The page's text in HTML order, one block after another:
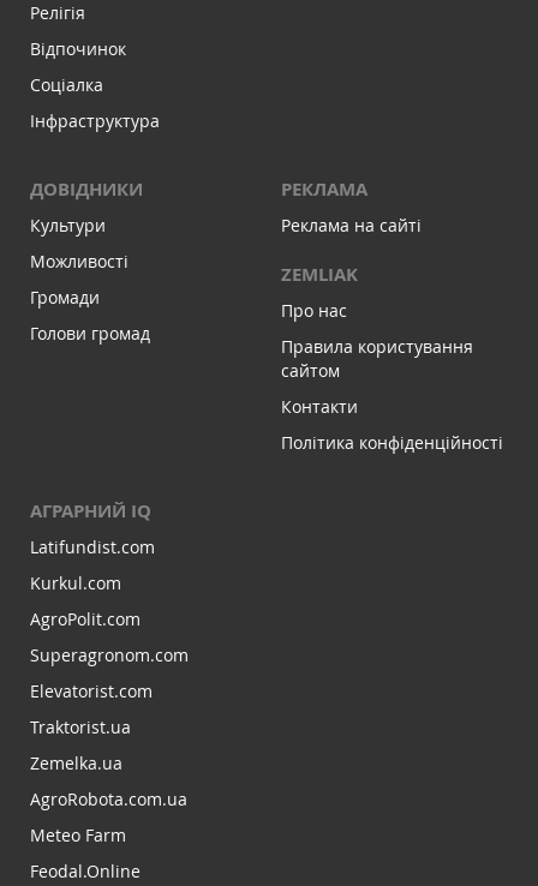
Релігія
Відпочинок
Соціалка
Інфраструктура
ДОВІДНИКИ
Культури
Можливості
Громади
Голови громад
РЕКЛАМА
Реклама на сайті
ZEMLIAK
Про нас
Правила користування
сайтом
Контакти
Політика конфіденційності
АГРАРНИЙ IQ
Latifundist.com
Kurkul.com
AgroPolit.com
Superagronom.com
Elevatorist.com
Traktorist.ua
Zemelka.ua
AgroRobota.com.ua
Meteo Farm
Feodal.Online